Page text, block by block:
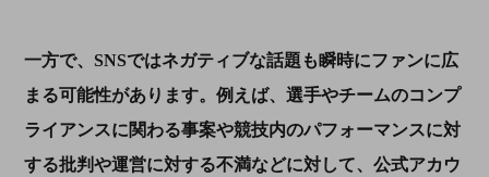
一方で、 SNSではネガティブな話題も瞬時にファンに広
まる可能性があります。例えば、選手やチームのコンプ
ライアンスに関わる事案や競技内のパフォーマンスに対
する批判や運営に対する不満などに対して、公式アカウ